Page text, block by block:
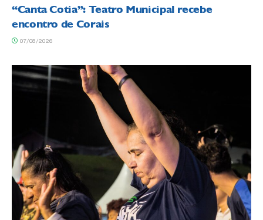
“Canta Cotia”: Teatro Municipal recebe
encontro de Corais
07/08/2026